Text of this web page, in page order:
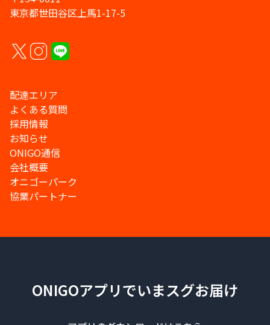
東京都世田谷区上馬1-17-5
配達エリア
よくある質問
採用情報
お知らせ
ONIGO通信
会社概要
オニゴーパーク
協業パートナー
ONIGOアプリでいまスグお届け